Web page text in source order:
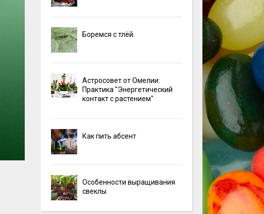
Боремся с тлёй.
Астросовет от Омелии:
Практика "Энергетический
контакт с растением"
Как пить абсент
Особенности выращивания
свеклы